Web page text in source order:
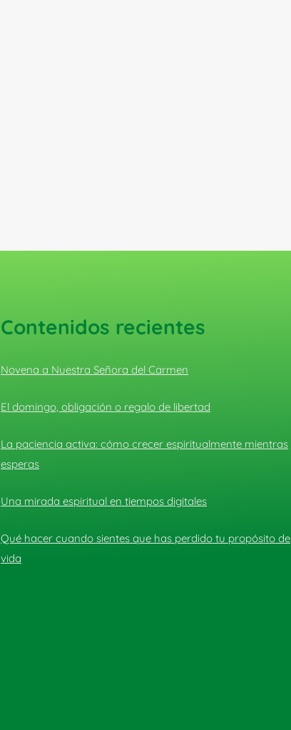
Contenidos recientes
Novena a Nuestra Señora del Carmen
El domingo, obligación o regalo de libertad
La paciencia activa: cómo crecer espiritualmente mientras
esperas
Una mirada espiritual en tiempos digitales
Qué hacer cuando sientes que has perdido tu propósito de
vida